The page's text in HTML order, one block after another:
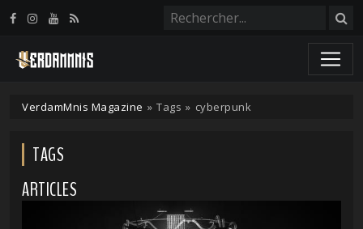
VerdamMnis Magazine » Tags » cyberpunk
TAGS
ARTICLES
Panneau de gestion des cookies